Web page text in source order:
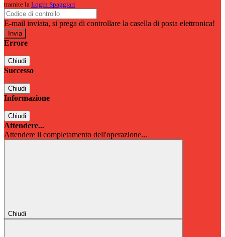
tramite la Login Spaggiari
E-mail inviata, si prega di controllare la casella di posta elettronica!
Errore
Chiudi
Successo
Chiudi
Informazione
Chiudi
Attendere...
Attendere il completamento dell'operazione...
Chiudi